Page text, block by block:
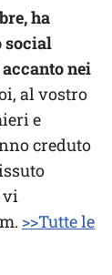
ha
social
nei
al vostro
e
creduto
vi
>>Tutte le